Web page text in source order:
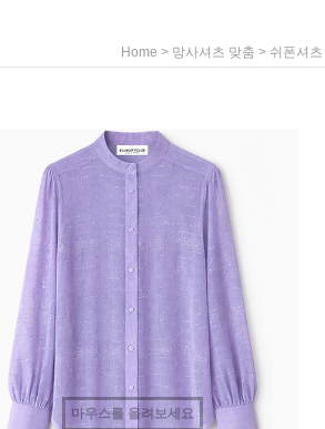
Home > 망사셔츠 맞춤 > 쉬폰셔츠
마우스를 올려보세요